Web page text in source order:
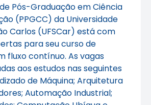
Pós-Graduação em Ciência
(PPGCC) da Universidade
Carlos (UFSCar) está com
para seu curso de
fluxo contínuo. As vagas
aos estudos nas seguintes
de Máquina; Arquitetura
Automação Industrial;